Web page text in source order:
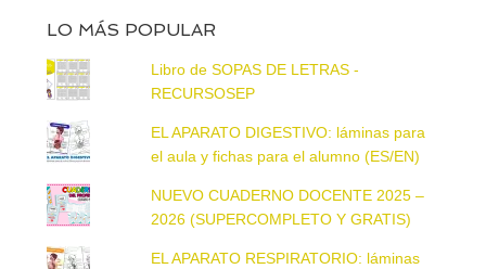
LO MÁS POPULAR
Libro de SOPAS DE LETRAS -
RECURSOSEP
EL APARATO DIGESTIVO: láminas para
el aula y fichas para el alumno (ES/EN)
NUEVO CUADERNO DOCENTE 2025 –
2026 (SUPERCOMPLETO Y GRATIS)
EL APARATO RESPIRATORIO: láminas